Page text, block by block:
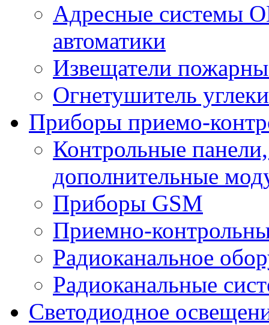
Адресные системы
автоматики
Извещатели
Огнетушитель
Приборы приемо-
Контрольные
дополнительные
Приборы GSM
Приемно-
Радиоканальное
Радиоканальные
Светодиодное